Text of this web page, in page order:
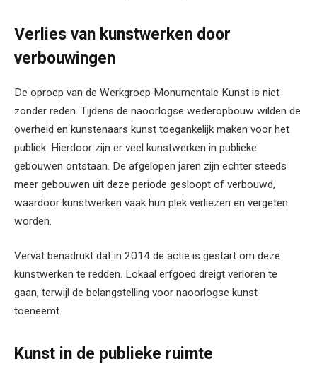
Verlies van kunstwerken door
verbouwingen
De oproep van de Werkgroep Monumentale Kunst is niet
zonder reden. Tijdens de naoorlogse wederopbouw wilden de
overheid en kunstenaars kunst toegankelijk maken voor het
publiek. Hierdoor zijn er veel kunstwerken in publieke
gebouwen ontstaan. De afgelopen jaren zijn echter steeds
meer gebouwen uit deze periode gesloopt of verbouwd,
waardoor kunstwerken vaak hun plek verliezen en vergeten
worden.
Vervat benadrukt dat in 2014 de actie is gestart om deze
kunstwerken te redden. Lokaal erfgoed dreigt verloren te
gaan, terwijl de belangstelling voor naoorlogse kunst
toeneemt.
Kunst in de publieke ruimte